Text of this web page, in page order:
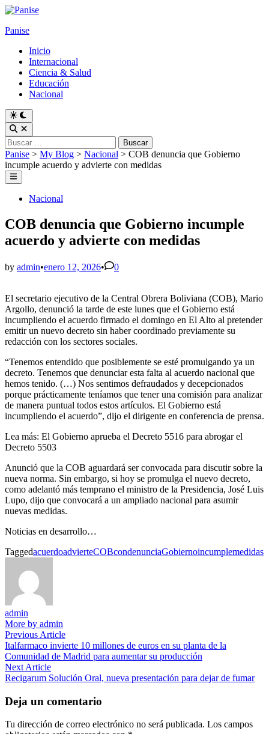
Skip
content
Panise
Inicio
Internacional
Ciencia & Salud
Educación
Nacional
Switch
to
dark
mode
Open
Search
Buscar:
Panise > My Blog > Nacional > COB denuncia que Gobierno
incumple acuerdo y advierte con medidas
Main
Menu
PostedNacional
COB denuncia que Gobierno incumple
acuerdo y advierte con medidas
by admin•enero 12, 2026• 0
El secretario ejecutivo de la Central Obrera Boliviana (COB), Mario
Argollo, denunció la tarde de este lunes que el Gobierno está
incumpliendo el acuerdo firmado el domingo en El Alto al pretender
emitir un nuevo decreto sin haber coordinado previamente su
redacción con los sectores sociales.
“Tenemos entendido que posiblemente se esté promulgando ya un
decreto. Tenemos que denunciar esta falta al acuerdo nacional que
hemos tenido. (…) Nos sentimos defraudados y decepcionados
porque prácticamente teníamos que tener una comisión para analizar
de manera puntual todos estos artículos. El Gobierno está
incumpliendo el acuerdo”, dijo el dirigente en conferencia de prensa.
Lea más: El Gobierno aprueba el Decreto 5516 para abrogar el
Decreto 5503
Anunció que la COB aguardará ser convocada para discutir sobre la
nueva norma. Sin embargo, si hoy se promulga el nuevo decreto,
como adelantó más temprano el ministro de la Presidencia, José Luis
Lupo, dijo que convocará a un ampliado nacional para asumir
nuevas medidas.
Noticias en desarrollo…
TaggedacuerdoadvierteCOBcondenunciaGobiernoincumplemedidas
admin
More by admin
Navegación
de
entradas
Previous ArticlePrevious
article:
Italfarmaco invierte 10 millones de euros en su planta de la
Comunidad de Madrid para aumentar su producción
Next ArticleNext
article:
Recigarum Solución Oral, nueva presentación para dejar de fumar
Deja un comentario
Tu dirección de correo electrónico no será publicada. Los campos